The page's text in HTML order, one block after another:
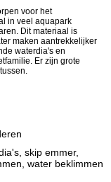
voor het
in veel aquapark
Dit materiaal is
maken aantrekkelijker
waterdia's en
Er zijn grote
skip emmer,
water beklimmen